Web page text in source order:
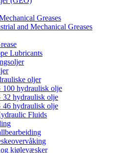
Greases
and Mechanical Greases
Lubricants
oljer
hydraulisk olje
hydraulisk olje
hydraulisk olje
Fluids
kjølevæsker